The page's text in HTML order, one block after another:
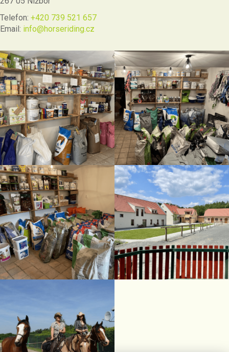
Telefon: +420 739 521 657
Email: info@horseriding.cz